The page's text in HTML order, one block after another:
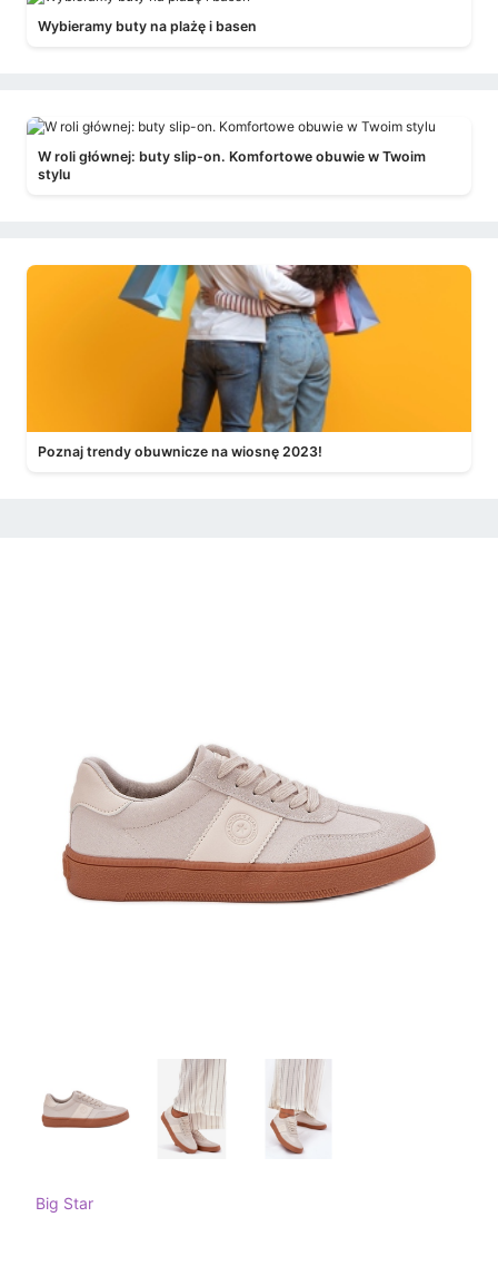
Wybieramy buty na plażę i basen
W roli głównej: buty slip-on. Komfortowe obuwie w Twoim
stylu
Poznaj trendy obuwnicze na wiosnę 2023!
Big Star